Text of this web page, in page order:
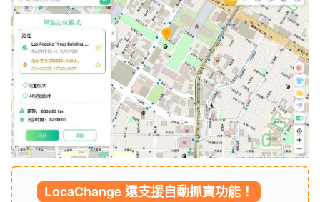
LocaChange 還支援自動抓寶功能！